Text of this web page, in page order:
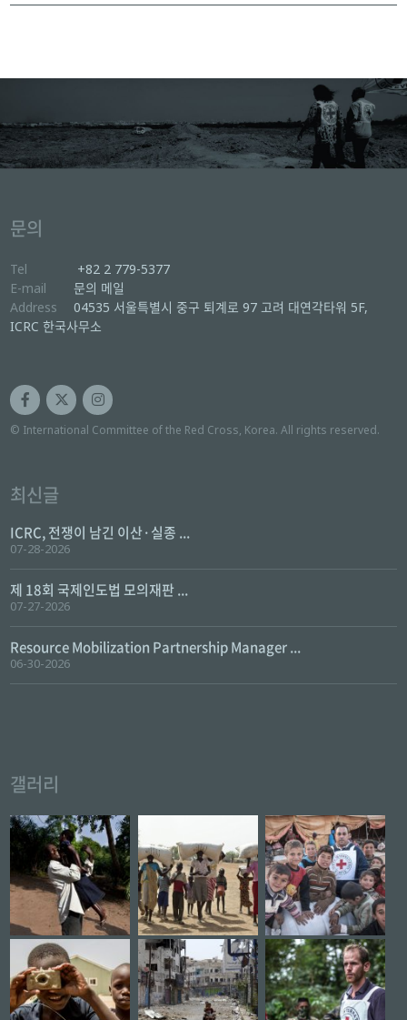
문의
Tel
+82 2 779-5377
E-mail
문의 메일
Address
04535 서울특별시 중구 퇴계로 97 고려 대연각타워 5F,
ICRC 한국사무소
© International Committee of the Red Cross, Korea. All rights reserved.
최신글
ICRC, 전쟁이 남긴 이산·실종 ...
07-28-2026
제 18회 국제인도법 모의재판 ...
07-27-2026
Resource Mobilization Partnership Manager ...
06-30-2026
갤러리